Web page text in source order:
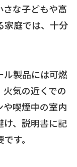
な子どもや高
家庭では、十分
ル製品には可燃
気の近くでの
喫煙中の室内
け、説明書に記
す。